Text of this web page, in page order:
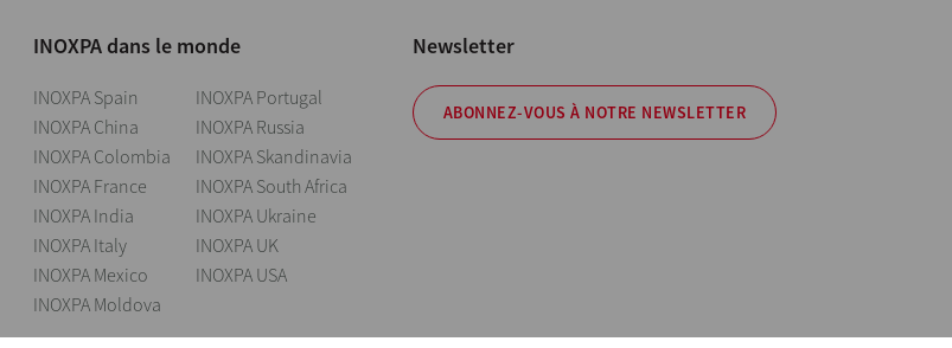
INOXPA dans le monde
INOXPA Spain
INOXPA China
INOXPA Colombia
INOXPA France
INOXPA India
INOXPA Italy
INOXPA Mexico
INOXPA Moldova
INOXPA Portugal
INOXPA Russia
INOXPA Skandinavia
INOXPA South Africa
INOXPA Ukraine
INOXPA UK
INOXPA USA
Newsletter
ABONNEZ-VOUS À NOTRE NEWSLETTER